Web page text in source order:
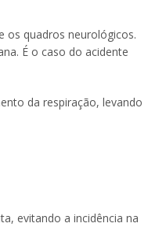
os quadros neurológicos.
É o caso do acidente
da respiração, levando
evitando a incidência na